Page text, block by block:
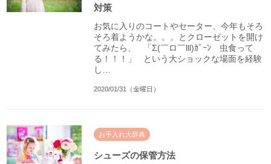
対策
お気に入りのコートやセーター、今年もそろ
そろ着ようかな。。。とクローゼットを開け
てみたら、 「Σ(￣ロ￣lll)ｶﾞｰﾝ 虫食って
る！！！」 という大ショックな場面を経験
し…
2020/01/31（金曜日）
お手入れ大辞典
シューズの保管方法